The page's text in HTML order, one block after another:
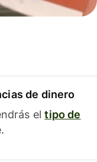
de dinero
eltipo de